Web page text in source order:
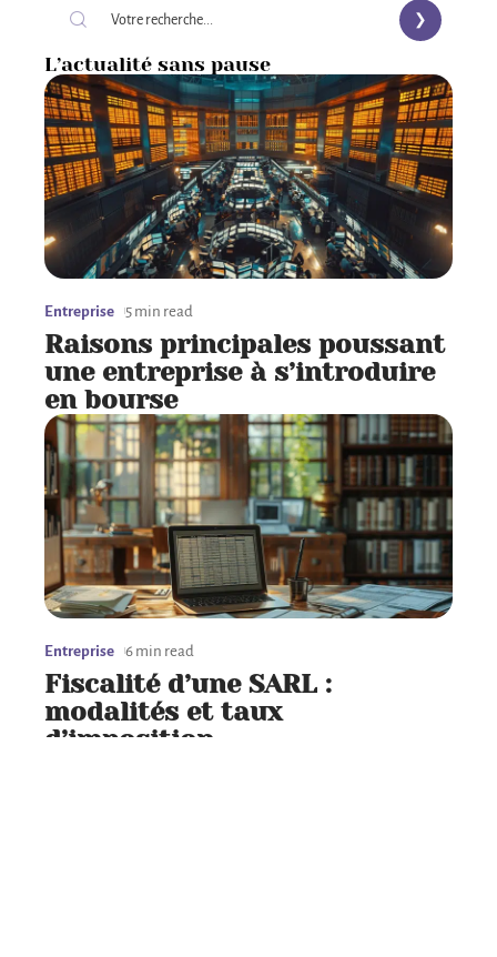
L’actualité sans pause
Entreprise 5 min read
Raisons principales poussant
une entreprise à s’introduire
en bourse
Entreprise 6 min read
Fiscalité d’une SARL :
modalités et taux
d’imposition